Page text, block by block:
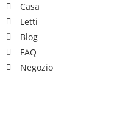
Casa
Letti
Blog
FAQ
Negozio